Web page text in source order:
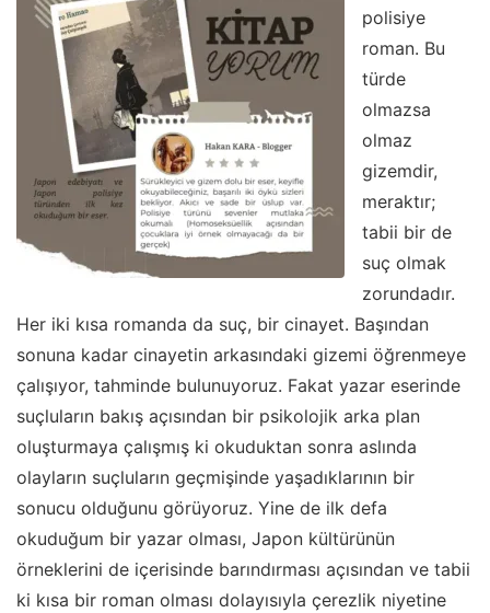
polisiye
roman. Bu
türde
olmazsa
olmaz
gizemdir,
meraktır;
tabii bir de
suç olmak
zorundadır.
Her iki kısa romanda da suç, bir cinayet. Başından
sonuna kadar cinayetin arkasındaki gizemi öğrenmeye
çalışıyor, tahminde bulunuyoruz. Fakat yazar eserinde
suçluların bakış açısından bir psikolojik arka plan
oluşturmaya çalışmış ki okuduktan sonra aslında
olayların suçluların geçmişinde yaşadıklarının bir
sonucu olduğunu görüyoruz. Yine de ilk defa
okuduğum bir yazar olması, Japon kültürünün
örneklerini de içerisinde barındırması açısından ve tabii
ki kısa bir roman olması dolayısıyla çerezlik niyetine